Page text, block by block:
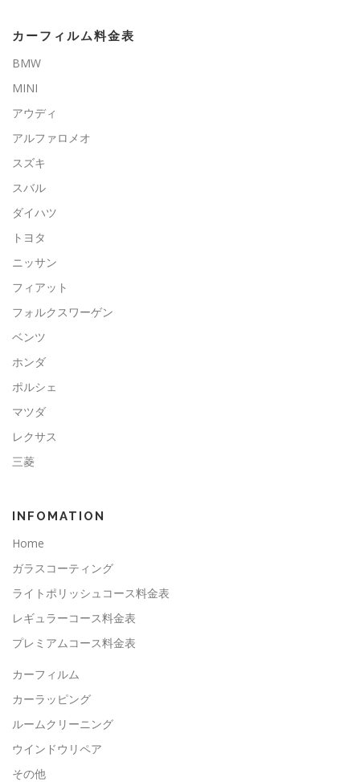
カーフィルム料金表
BMW
MINI
アウディ
アルファロメオ
スズキ
スバル
ダイハツ
トヨタ
ニッサン
フィアット
フォルクスワーゲン
ベンツ
ホンダ
ポルシェ
マツダ
レクサス
三菱
INFOMATION
Home
ガラスコーティング
ライトポリッシュコース料金表
レギュラーコース料金表
プレミアムコース料金表
カーフィルム
カーラッピング
ルームクリーニング
ウインドウリペア
その他